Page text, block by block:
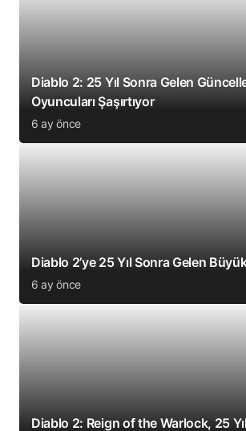
Diablo 2: 25 Yıl Sonra Gelen
Oyuncuları Şaşırtıyor
6 ay önce
Diablo 2’ye 25 Yıl Sonra Gelen
6 ay önce
Diablo 2: Reign of the Warlock, 25